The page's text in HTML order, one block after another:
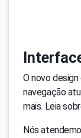
O novo
navegação
mais. Leia
Nós